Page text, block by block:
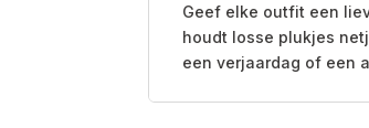
Geef elke outfit een
houdt losse plukjes
een verjaardag of een